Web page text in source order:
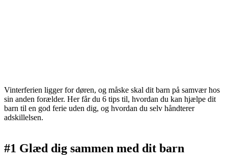
Vinterferien ligger for døren, og måske skal dit barn på samvær hos
sin anden forælder. Her får du 6 tips til, hvordan du kan hjælpe dit
barn til en god ferie uden dig, og hvordan du selv håndterer
adskillelsen.
#1 Glæd dig sammen med dit barn